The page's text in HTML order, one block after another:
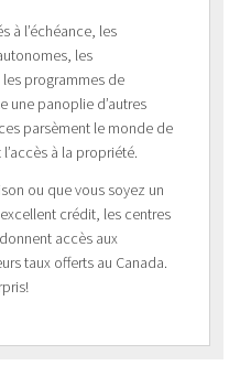
à l’échéance, les
les
programmes de
une panoplie d’autres
parsèment le monde de
à la propriété.
ou que vous soyez un
crédit, les centres
accès aux
taux offerts au Canada.